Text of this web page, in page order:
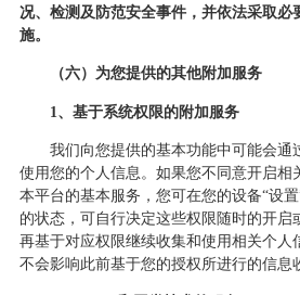
况、检测及防范安全事件，并依法采取必
施。
（六）为您提供的其他附加服务
1、基于系统权限的附加服务
我们向您提供的基本功能中可能会通
使用您的个人信息。如果您不同意开启相
本平台的基本服务，您可在您的设备“设
的状态，可自行决定这些权限随时的开启
再基于对应权限继续收集和使用相关个人
不会影响此前基于您的授权所进行的信息